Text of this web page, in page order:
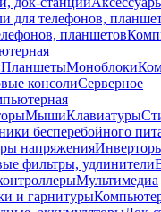
для телефонов,
планшетов
ПланшетыМоноблоки
консолиСерверное
МышиКлавиатуры
бесперебойного
напряжения
фильтры, удлинители
Мультимедиа
и гарнитуры